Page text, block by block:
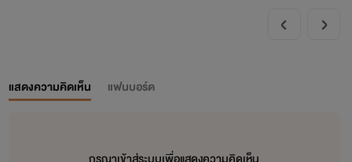
ผู้ชายอะไรหล๊อหล่อ
แสดงความคิดเห็น แฟนบอร์ด